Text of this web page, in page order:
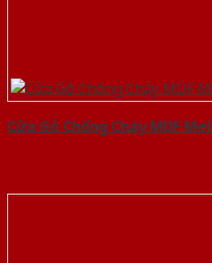
Cửa Gỗ Chống Cháy MDF